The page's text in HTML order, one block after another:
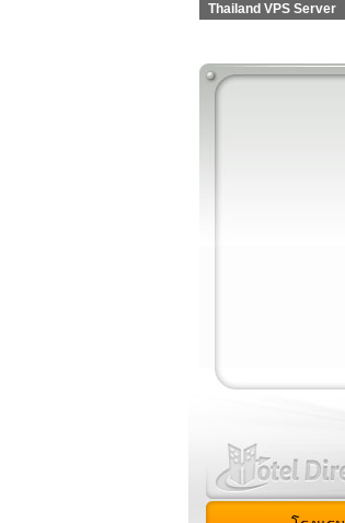
Thailand VPS Server